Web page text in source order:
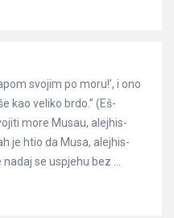
svojim po moru!’, i ono
kao veliko brdo.” (Eš-
more Musau, alejhis-
je htio da Musa, alejhis-
se uspjehu bez ...